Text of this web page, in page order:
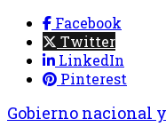
Facebook
Twitter
LinkedIn
Pinterest
Gobierno nacional